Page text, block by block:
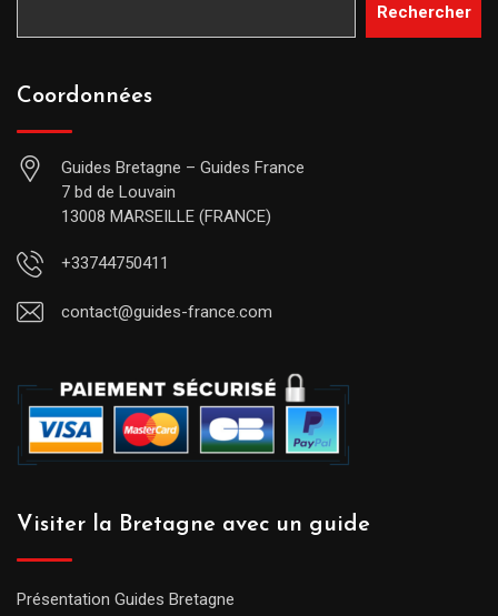
Rechercher
Coordonnées
Guides Bretagne – Guides France
7 bd de Louvain
13008 MARSEILLE (FRANCE)
+33744750411
contact@guides-france.com
Visiter la Bretagne avec un guide
Présentation Guides Bretagne